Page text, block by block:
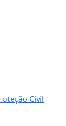
Civil